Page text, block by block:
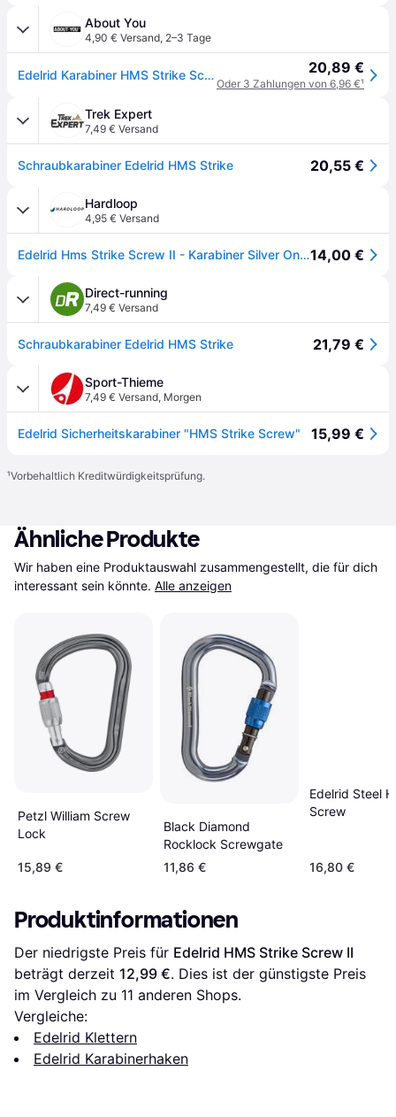
About You
4,90 € Versand, 2–3 Tage
Edelrid Karabiner HMS Strike Screw II 20,89 €
Oder 3 Zahlungen von 6,96 €¹
Trek Expert
7,49 € Versand
Schraubkarabiner Edelrid HMS Strike 20,55 €
Hardloop
4,95 € Versand
Edelrid Hms Strike Screw II - Karabiner Silver One Size14,00 €
Direct-running
7,49 € Versand
Schraubkarabiner Edelrid HMS Strike 21,79 €
Sport-Thieme
7,49 € Versand, Morgen
Edelrid Sicherheitskarabiner "HMS Strike Screw" 15,99 €
¹Vorbehaltlich Kreditwürdigkeitsprüfung.
Ähnliche Produkte
Wir haben eine Produktauswahl zusammengestellt, die für dich
interessant sein könnte. Alle anzeigen
Petzl William Screw
Lock
15,89 €
Black Diamond
Rocklock Screwgate
11,86 €
Edelrid Steel
Screw
16,80 €
Produktinformationen
Der niedrigste Preis für Edelrid HMS Strike Screw II
beträgt derzeit 12,99 €. Dies ist der günstigste Preis
im Vergleich zu 11 anderen Shops.
Vergleiche:
Edelrid Klettern
Edelrid Karabinerhaken